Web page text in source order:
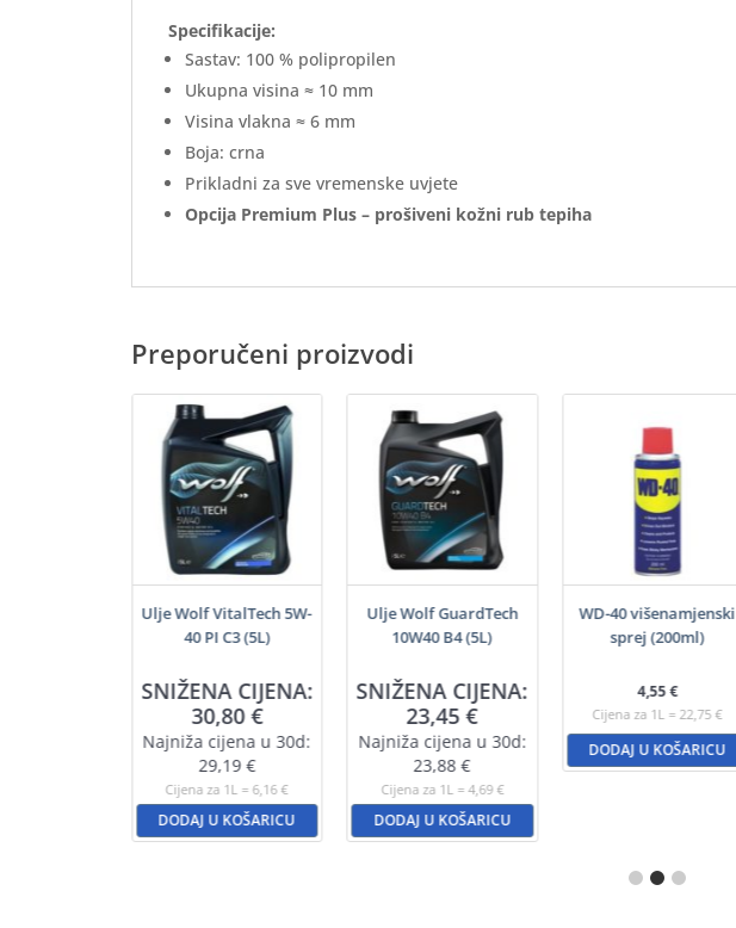
Specifikacije:
Sastav: 100 % polipropilen
Ukupna visina ≈ 10 mm
Visina vlakna ≈ 6 mm
Boja: crna
Prikladni za sve vremenske uvjete
Opcija Premium Plus – prošiveni kožni rub tepiha
Preporučeni proizvodi
Ulje Wolf VitalTech 5W-
40 PI C3 (5L)
SNIŽENA CIJENA:
30,80€
Najniža cijena u 30d:
29,19€
Cijena za 1L = 6,16 €
DODAJ U KOŠARICU
Ulje Wolf GuardTech
10W40 B4 (5L)
SNIŽENA CIJENA:
23,45€
Najniža cijena u 30d:
23,88€
Cijena za 1L = 4,69 €
DODAJ U KOŠARICU
WD-40 višenamjenski
sprej (200ml)
4,55€
Cijena za 1L = 22,75 €
DODAJ U KOŠARICU